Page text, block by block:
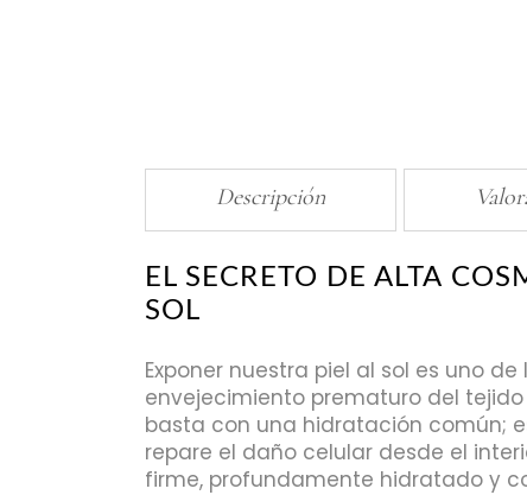
Descripción
EL SECRETO DE ALTA
SOL
Exponer nuestra piel al sol es uno
envejecimiento prematuro del
basta con una hidratación común;
repare el daño celular desde el
firme, profundamente hidratado y